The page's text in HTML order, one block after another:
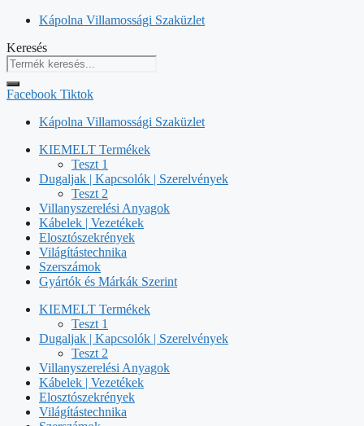
Kilépés
tartalomba
Kápolna Villamossági Szaküzlet
Keresés
Facebook Tiktok
Kápolna Villamossági Szaküzlet
KIEMELT Termékek
Teszt 1
Dugaljak | Kapcsolók | Szerelvények
Teszt 2
Villanyszerelési Anyagok
Kábelek | Vezetékek
Elosztószekrények
Világítástechnika
Szerszámok
Gyártók és Márkák Szerint
KIEMELT Termékek
Teszt 1
Dugaljak | Kapcsolók | Szerelvények
Teszt 2
Villanyszerelési Anyagok
Kábelek | Vezetékek
Elosztószekrények
Világítástechnika